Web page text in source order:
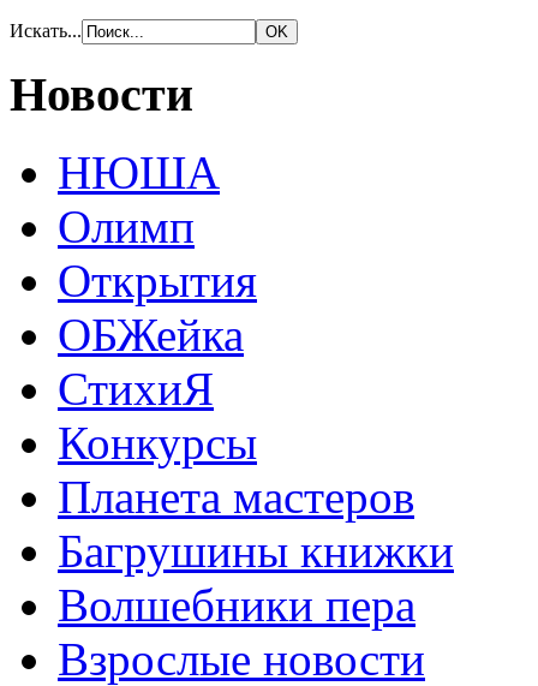
Искать...
Новости
НЮША
Олимп
Открытия
ОБЖейка
СтихиЯ
Конкурсы
Планета мастеров
Багрушины книжки
Волшебники пера
Взрослые новости